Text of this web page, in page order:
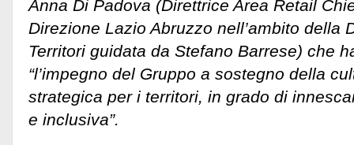
Anna Di Padova (Direttrice Area Retail
Direzione Lazio Abruzzo nell’ambito della
Territori guidata da Stefano Barrese) che
“l’impegno del Gruppo a sostegno della
strategica per i territori, in grado di
e inclusiva”.